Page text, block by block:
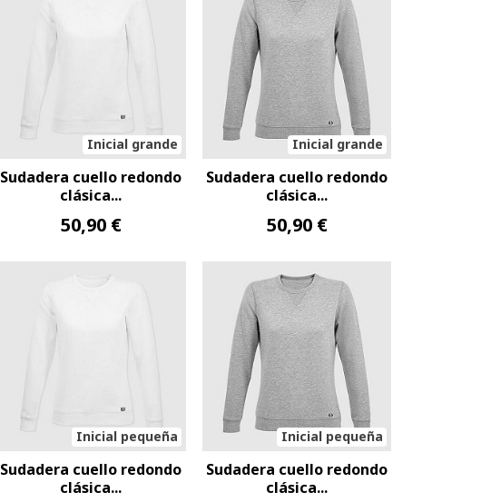
Inicial grande
Sudadera cuello redondo
clásica...
50,90 €
Inicial grande
Sudadera cuello redondo
clásica...
50,90 €
Inicial pequeña
Sudadera cuello redondo
clásica...
Inicial pequeña
Sudadera cuello redondo
clásica...